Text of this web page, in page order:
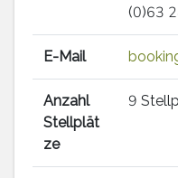
(0)63
E-Mail
Anzahl
Stellplät
ze
9